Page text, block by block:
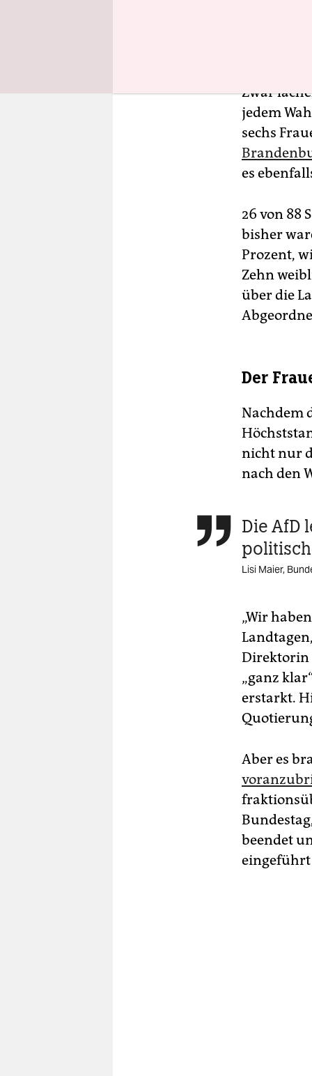
Zwar
jedem
sechs
es
26 von 88
bisher
Prozent,
Zehn
über die
Der
Nachdem
nicht nur
nach den
 Die AfD
Lisi Maier,
„Wir
Direktorin
„ganz
erstarkt.
Aber es
beendet